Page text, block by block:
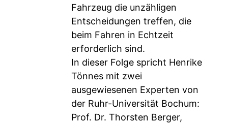
Fahrzeug die unzähligen
Entscheidungen treffen, die
beim Fahren in Echtzeit
erforderlich sind.
In dieser Folge spricht Henrike
Tönnes mit zwei
ausgewiesenen Experten von
der Ruhr-Universität Bochum:
Prof. Dr. Thorsten Berger,